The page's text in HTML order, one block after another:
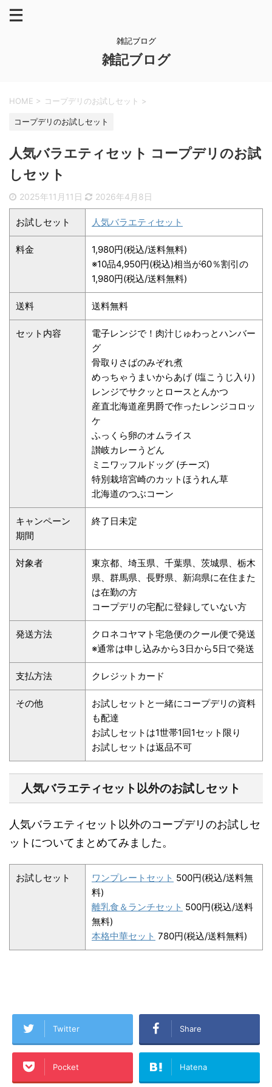
雑記ブログ
雑記ブログ
HOME > コープデリのお試しセット >
コープデリのお試しセット
人気バラエティセット コープデリのお試
しセット
2025年11月11日 2026年4月8日
お試しセット 人気バラエティセット
料金
1,980円(税込/送料無料)
※10品4,950円(税込)相当が60％割引の
1,980円(税込/送料無料)
送料 送料無料
セット内容
電子レンジで！肉汁じゅわっとハンバー
グ
骨取りさばのみぞれ煮
めっちゃうまいからあげ (塩こうじ入り)
レンジでサクッとロースとんかつ
産直北海道産男爵で作ったレンジコロッ
ケ
ふっくら卵のオムライス
讃岐カレーうどん
ミニワッフルドッグ (チーズ)
特別栽培宮崎のカットほうれん草
北海道のつぶコーン
キャンペーン
期間
終了日未定
対象者
東京都、埼玉県、千葉県、茨城県、栃木
県、群馬県、長野県、新潟県に在住また
は在勤の方
コープデリの宅配に登録していない方
発送方法
クロネコヤマト宅急便のクール便で発送
※通常は申し込みから3日から5日で発送
支払方法 クレジットカード
その他
お試しセットと一緒にコープデリの資料
も配達
お試しセットは1世帯1回1セット限り
お試しセットは返品不可
人気バラエティセット以外のお試しセット
人気バラエティセット以外のコープデリのお試しセ
ットについてまとめてみました。
お試しセット ワンプレートセット 500円(税込/送料無
料)
離乳食＆ランチセット 500円(税込/送料
無料)
本格中華セット 780円(税込/送料無料)
Twitter Share
Pocket Hatena